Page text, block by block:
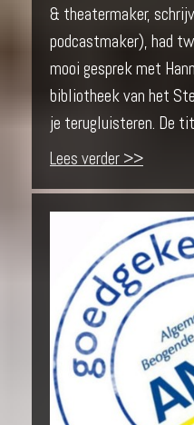
& theatermaker,
podcastmaker), had
mooi gesprek met
bibliotheek van het
je terugluisteren. De
Lees verder >>